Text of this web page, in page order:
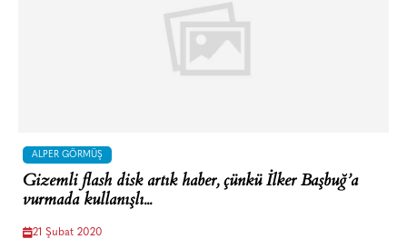
ALPER GÖRMÜŞ
Gizemli flash disk artık haber, çünkü İlker Başbuğ’a
vurmada kullanışlı...
21 Şubat 2020